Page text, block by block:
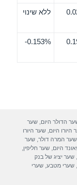
ללא שינוי
0.153%-
הדולר היום,שער
היורו היום,שער היורו
שער המרה דולר,שער
היום,שער חליפין,
,שער יציג של בנק
,שערי מטבע,שערי